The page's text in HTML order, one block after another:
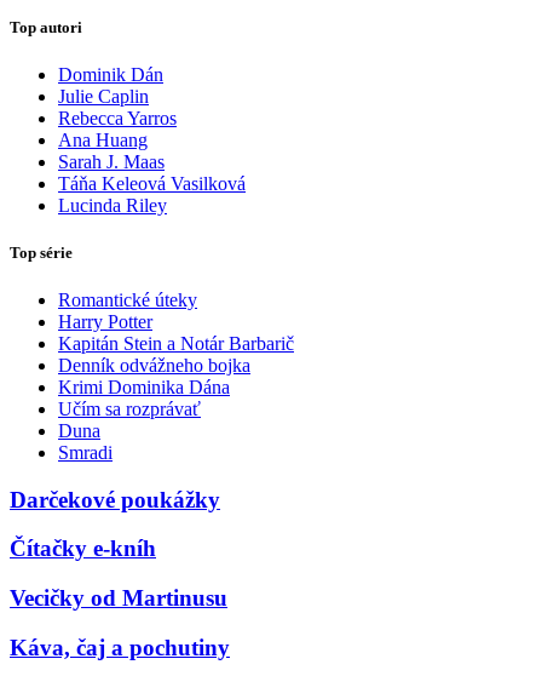
Top autori
Dominik Dán
Julie Caplin
Rebecca Yarros
Ana Huang
Sarah J. Maas
Táňa Keleová Vasilková
Lucinda Riley
Top série
Romantické úteky
Harry Potter
Kapitán Stein a Notár Barbarič
Denník odvážneho bojka
Krimi Dominika Dána
Učím sa rozprávať
Duna
Smradi
Darčekové poukážky
Čítačky e-kníh
Vecičky od Martinusu
Káva, čaj a pochutiny